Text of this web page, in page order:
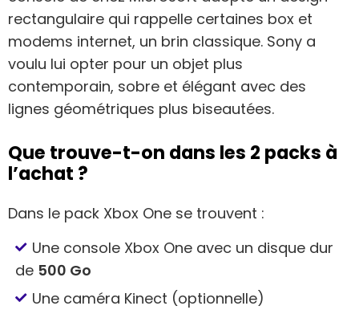
rectangulaire qui rappelle certaines box et
modems internet, un brin classique. Sony a
voulu lui opter pour un objet plus
contemporain, sobre et élégant avec des
lignes géométriques plus biseautées.
Que trouve-t-on dans les 2 packs à
l’achat ?
Dans le pack Xbox One se trouvent :
Une console Xbox One avec un disque dur
de 500 Go
Une caméra Kinect (optionnelle)